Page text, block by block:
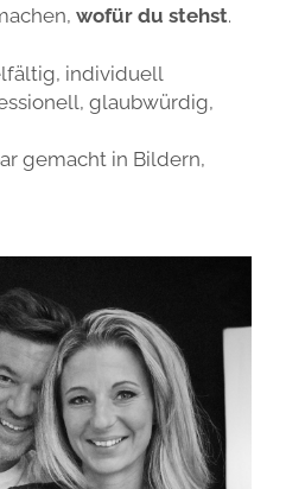
wofür du stehst.
individuell
glaubwürdig,
gemacht in Bildern,